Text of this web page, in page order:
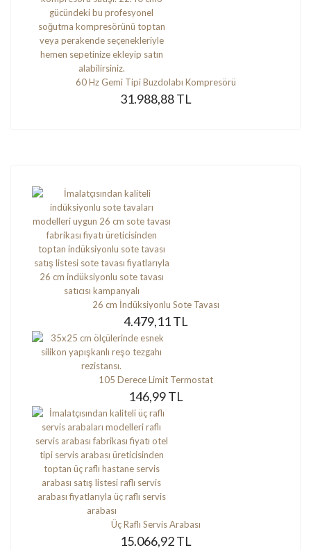
60 Hz Gemi Tipi Buzdolabı Kompresörü
31.988,88 TL
26 cm İndüksiyonlu Sote Tavası
4.479,11 TL
105 Derece Limit Termostat
146,99 TL
Üç Raflı Servis Arabası
15.066,92 TL